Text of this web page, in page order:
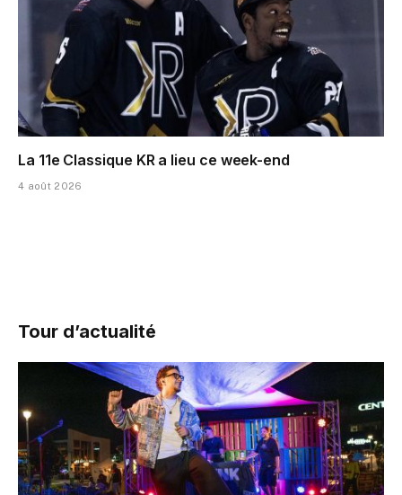
La 11e Classique KR a lieu ce week-end
4 août 2026
Tour d’actualité